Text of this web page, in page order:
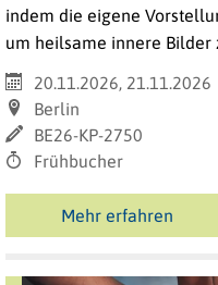
indem die eigene
um heilsame innere Bilder
20.11.2026, 21.11.2026
Berlin
BE26-KP-2750
Frühbucher
Mehr erfahren